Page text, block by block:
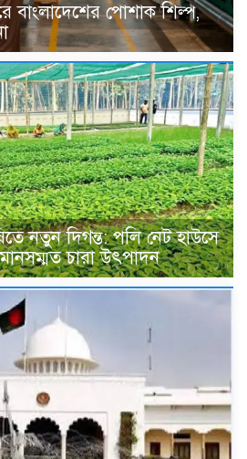
বাংলাদেশের পোশাক শিল্প,
নতুন দিগন্ত: পলি নেট হাউসে
চারা উৎপাদন